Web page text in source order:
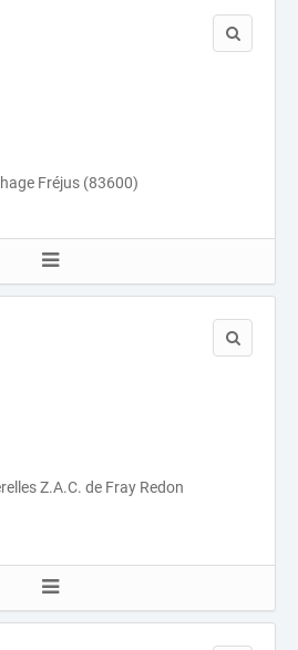
Fréjus (83600)
Z.A.C. de Fray Redon